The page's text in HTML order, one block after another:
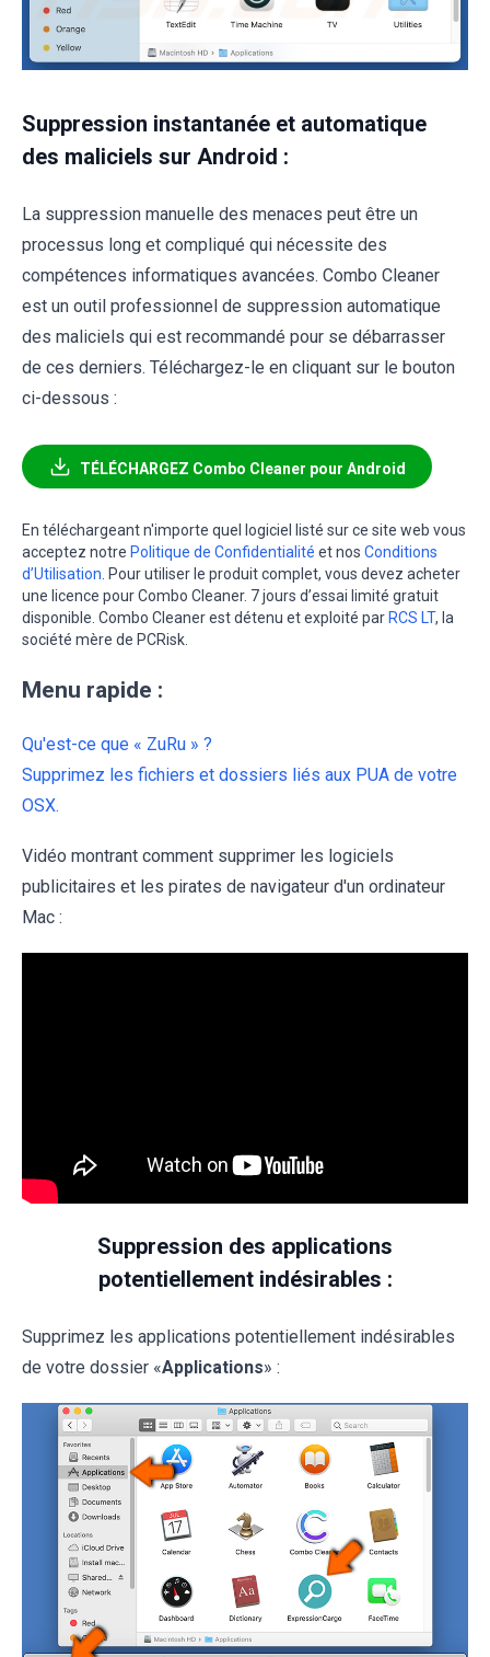
Suppression instantanée et automatique
des maliciels sur Android :
La suppression manuelle des menaces peut être un
processus long et compliqué qui nécessite des
compétences informatiques avancées. Combo Cleaner
est un outil professionnel de suppression automatique
des maliciels qui est recommandé pour se débarrasser
de ces derniers. Téléchargez-le en cliquant sur le bouton
ci-dessous :
TÉLÉCHARGEZ Combo Cleaner pour Android
En téléchargeant n'importe quel logiciel listé sur ce site web vous
acceptez notre Politique de Confidentialité et nos Conditions
d’Utilisation . Pour utiliser le produit complet, vous devez acheter
une licence pour Combo Cleaner. 7 jours d’essai limité gratuit
disponible. Combo Cleaner est détenu et exploité parRCS LT, la
société mère de PCRisk.
Menu rapide :
Qu'est-ce que « ZuRu » ?
Supprimez les fichiers et dossiers liés aux PUA de votre
OSX.
Vidéo montrant comment supprimer les logiciels
publicitaires et les pirates de navigateur d'un ordinateur
Mac :
Suppression des applications
potentiellement indésirables :
Supprimez les applications potentiellement indésirables
de votre dossier «Applications» :